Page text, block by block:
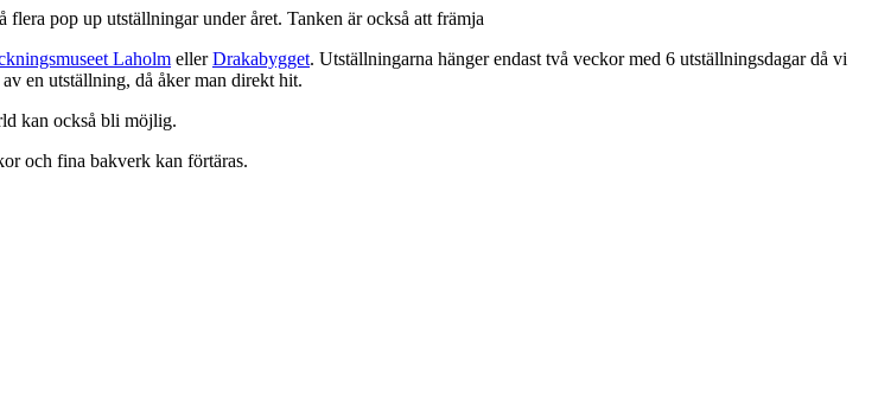
pop up utställningar under året. Tanken är också att främja
Laholm ellerDrakabygget. Utställningarna hänger endast två veckor med 6 utställningsdagar då vi
en utställning, då åker man direkt hit.
kan också bli möjlig.
och fina bakverk kan förtäras.